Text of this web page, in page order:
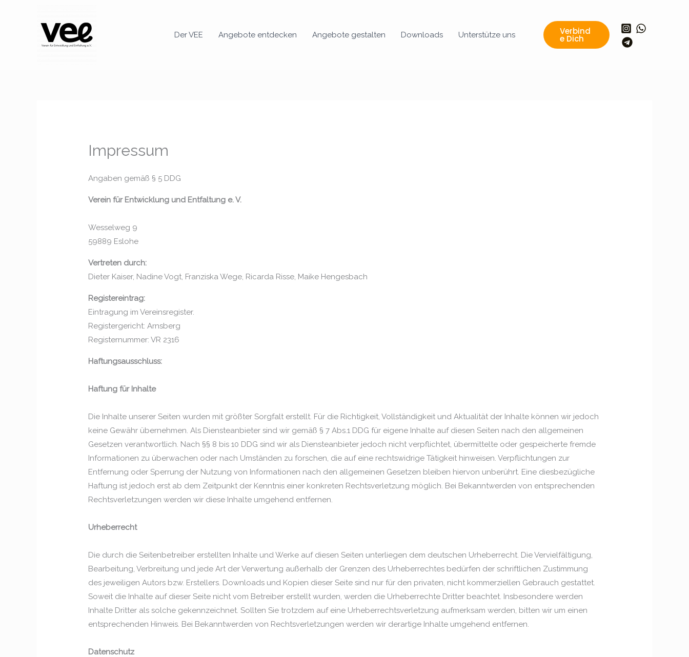
Der VEE Angebote entdecken Angebote gestalten Downloads Unterstütze uns Verbind
E Dich
Impressum
Angaben gemäß § 5 DDG
Verein für Entwicklung und Entfaltung e. V.
Wesselweg 9
59889 Eslohe
Vertreten durch:
Dieter Kaiser, Nadine Vogt, Franziska Wege, Ricarda Risse, Maike Hengesbach
Registereintrag:
Eintragung im Vereinsregister.
Registergericht: Arnsberg
Registernummer: VR 2316
Haftungsausschluss:
Haftung für Inhalte
Die Inhalte unserer Seiten wurden mit größter Sorgfalt erstellt. Für die Richtigkeit, Vollständigkeit und Aktualität der Inhalte können wir jedoch
keine Gewähr übernehmen. Als Diensteanbieter sind wir gemäß § 7 Abs.1 DDG für eigene Inhalte auf diesen Seiten nach den allgemeinen
Gesetzen verantwortlich. Nach §§ 8 bis 10 DDG sind wir als Diensteanbieter jedoch nicht verpflichtet, übermittelte oder gespeicherte fremde
Informationen zu überwachen oder nach Umständen zu forschen, die auf eine rechtswidrige Tätigkeit hinweisen. Verpflichtungen zur
Entfernung oder Sperrung der Nutzung von Informationen nach den allgemeinen Gesetzen bleiben hiervon unberührt. Eine diesbezügliche
Haftung ist jedoch erst ab dem Zeitpunkt der Kenntnis einer konkreten Rechtsverletzung möglich. Bei Bekanntwerden von entsprechenden
Rechtsverletzungen werden wir diese Inhalte umgehend entfernen.
Urheberrecht
Die durch die Seitenbetreiber erstellten Inhalte und Werke auf diesen Seiten unterliegen dem deutschen Urheberrecht. Die Vervielfältigung,
Bearbeitung, Verbreitung und jede Art der Verwertung außerhalb der Grenzen des Urheberrechtes bedürfen der schriftlichen Zustimmung
des jeweiligen Autors bzw. Erstellers. Downloads und Kopien dieser Seite sind nur für den privaten, nicht kommerziellen Gebrauch gestattet.
Soweit die Inhalte auf dieser Seite nicht vom Betreiber erstellt wurden, werden die Urheberrechte Dritter beachtet. Insbesondere werden
Inhalte Dritter als solche gekennzeichnet. Sollten Sie trotzdem auf eine Urheberrechtsverletzung aufmerksam werden, bitten wir um einen
entsprechenden Hinweis. Bei Bekanntwerden von Rechtsverletzungen werden wir derartige Inhalte umgehend entfernen.
Datenschutz